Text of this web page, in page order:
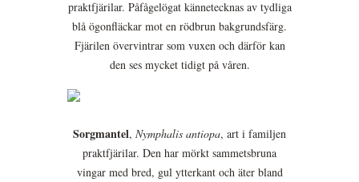
praktfjärilar. Påfågelögat kännetecknas av tydliga
blå ögonfläckar mot en rödbrun bakgrundsfärg.
Fjärilen övervintrar som vuxen och därför kan
den ses mycket tidigt på våren.
Sorgmantel, Nymphalis antiopa, art i familjen
praktfjärilar. Den har mörkt sammetsbruna
vingar med bred, gul ytterkant och äter bland